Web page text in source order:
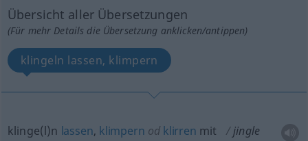
Übersicht aller Übersetzungen
(Für mehr Details die Übersetzung anklicken/antippen)
klingeln lassen, klimpern
klinge(l)n lassen, klimpern odklirren mit jingle